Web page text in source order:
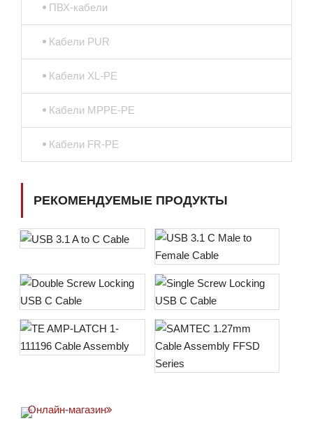
ПВХ-кабели
Кабели PUR
Кабели XL-PE
Кабели MPPE-PE
Кабели FR-PE
РЕКОМЕНДУЕМЫЕ ПРОДУКТЫ
Онлайн-магазин